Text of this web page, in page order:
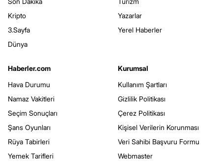
Kripto
3.Sayfa
Dünya
Yazarlar
Yerel Haberler
Haberler.com
Hava Durumu
Namaz Vakitleri
Seçim Sonuçları
Şans Oyunları
Rüya Tabirleri
Yemek Tarifleri
Kurumsal
Kullanım Şartları
Gizlilik Politikası
Çerez Politikası
Kişisel Verilerin Korunması
Veri Sahibi Başvuru Formu
Webmaster